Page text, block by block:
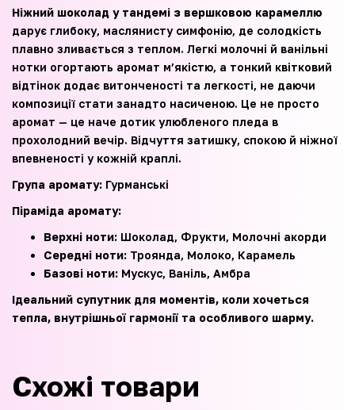
Ніжний шоколад у тандемі з вершковою карамеллю
дарує глибоку, маслянисту симфонію, де солодкість
плавно зливається з теплом. Легкі молочні й ванільні
нотки огортають аромат м’якістю, а тонкий квітковий
відтінок додає витонченості та легкості, не даючи
композиції стати занадто насиченою. Це не просто
аромат — це наче дотик улюбленого пледа в
прохолодний вечір. Відчуття затишку, спокою й ніжної
впевненості у кожній краплі.
Група аромату: Гурманські
Піраміда аромату:
Верхні ноти: Шоколад, Фрукти, Молочні акорди
Середні ноти: Троянда, Молоко, Карамель
Базові ноти: Мускус, Ваніль, Амбра
Ідеальний супутник для моментів, коли хочеться
тепла, внутрішньої гармонії та особливого шарму.
Схожі товари